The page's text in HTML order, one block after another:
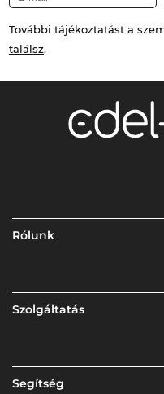
További tájékoztatást a
találsz.
Rólunk
Szolgáltatás
Segítség